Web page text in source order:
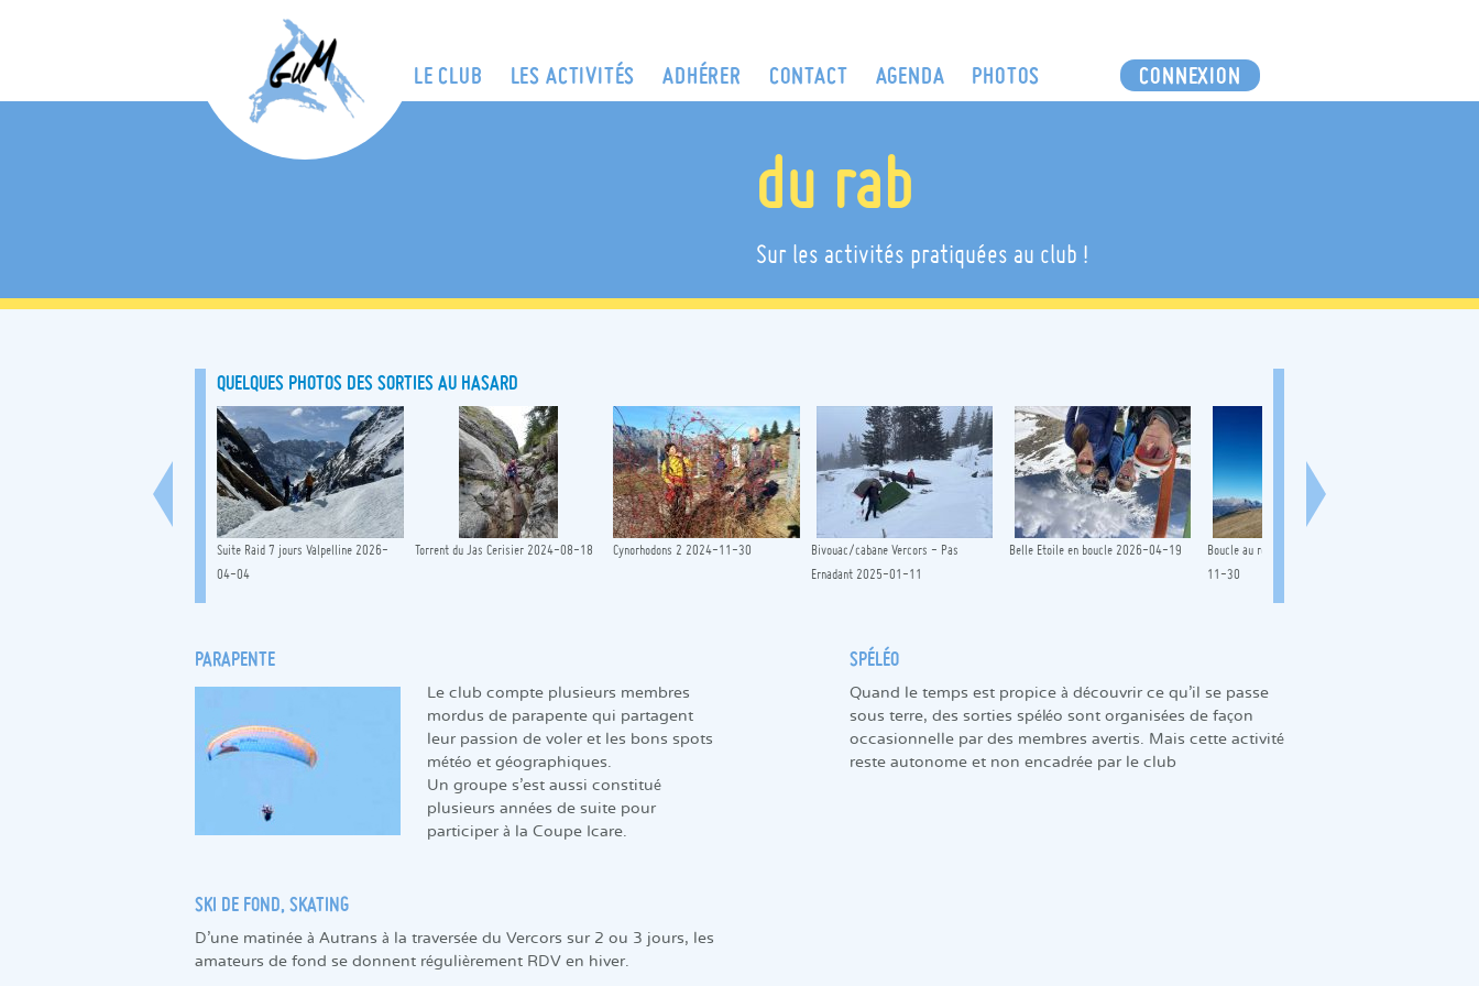
LE CLUB LES ACTIVITÉS ADHÉRER CONTACT AGENDA PHOTOS CONNEXION
du rab
Sur les activités pratiquées au club !
QUELQUES PHOTOS DES SORTIES AU HASARD
Suite Raid 7 jours Valpelline 2026-
04-04
Torrent du Jas Cerisier 2024-08-18 Cynorhodons 2 2024-11-30
Bivouac/cabane Vercors - Pas
Ernadant 2025-01-11
Belle Etoile en boucle 2026-04-19
Boucle au rocher du Baconnet 2024-
11-30
PARAPENTE
Le club compte plusieurs membres
mordus de parapente qui partagent
leur passion de voler et les bons spots
météo et géographiques.
Un groupe s'est aussi constitué
plusieurs années de suite pour
participer à la Coupe Icare.
SPÉLÉO
Quand le temps est propice à découvrir ce qu'il se passe
sous terre, des sorties spéléo sont organisées de façon
occasionnelle par des membres avertis. Mais cette activité
reste autonome et non encadrée par le club
SKI DE FOND, SKATING
D'une matinée à Autrans à la traversée du Vercors sur 2 ou 3 jours, les
amateurs de fond se donnent régulièrement RDV en hiver.